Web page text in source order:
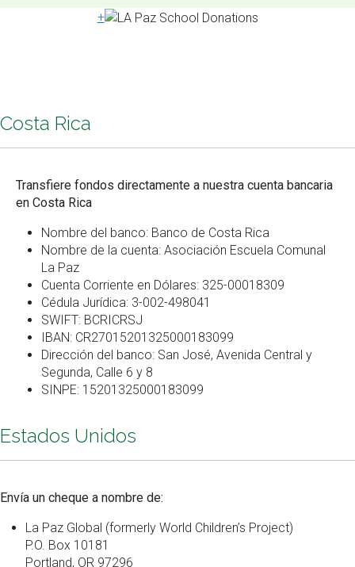
+
Costa Rica
Transfiere fondos directamente a nuestra cuenta bancaria
en Costa Rica
Nombre del banco: Banco de Costa Rica
Nombre de la cuenta: Asociación Escuela Comunal
La Paz
Cuenta Corriente en Dólares: 325-00018309
Cédula Jurídica: 3-002-498041
SWIFT: BCRICRSJ
IBAN: CR27015201325000183099
Dirección del banco: San José, Avenida Central y
Segunda, Calle 6 y 8
SINPE: 15201325000183099
Estados Unidos
Envía un cheque a nombre de:
La Paz Global (formerly World Children’s Project)
P.O. Box 10181
Portland, OR 97296